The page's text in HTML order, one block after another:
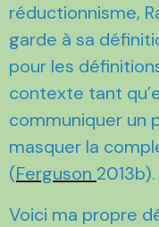
réductionnisme,
garde à sa
pour les
contexte tant
communiquer un
masquer la
(Ferguson 2013b).
Voici ma propre